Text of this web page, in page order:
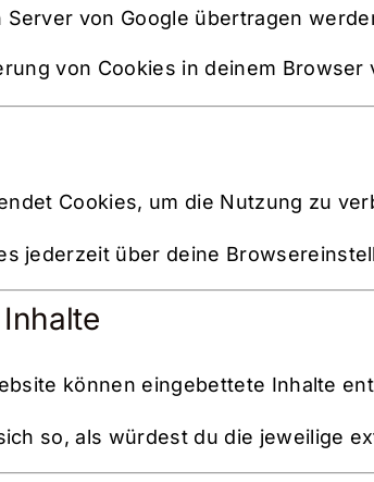
Server von Google übertragen
von Cookies in deinem Browser
Cookies, um die Nutzung zu
jederzeit über deine
können eingebettete Inhalte
so, als würdest du die jeweilige